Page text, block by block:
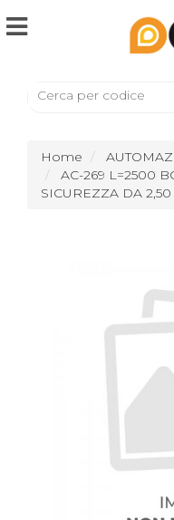
Home
AC-269 L=2500
SICUREZZA DA 2,50